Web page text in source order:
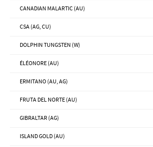
CANADIAN MALARTIC (AU)
CSA (AG, CU)
DOLPHIN TUNGSTEN (W)
ÉLÉONORE (AU)
ERMITANO (AU, AG)
FRUTA DEL NORTE (AU)
GIBRALTAR (AG)
ISLAND GOLD (AU)